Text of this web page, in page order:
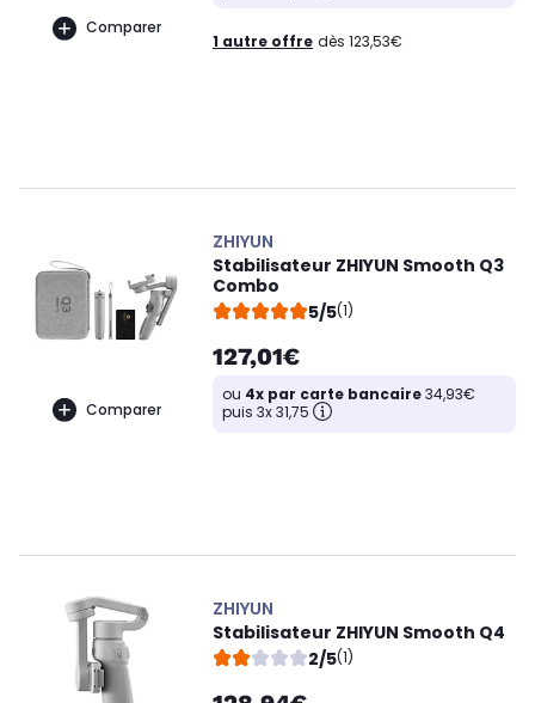
Comparer
1 autre offre dès 123,53€
Comparer
ZHIYUN
Stabilisateur ZHIYUN Smooth Q3
Combo
5/5(1)
127,01€
ou 4x par carte bancaire34,93€
puis 3x 31,75
ZHIYUN
Stabilisateur ZHIYUN Smooth Q4
2/5(1)